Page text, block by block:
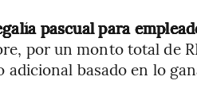
pascual para
por un monto total de
basado en lo